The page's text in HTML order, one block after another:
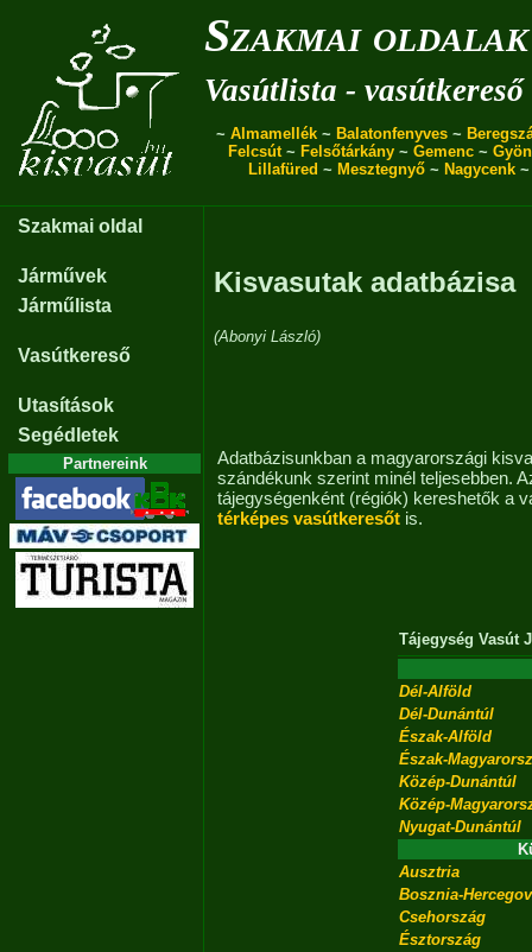
Szakmai oldalak
Vasútlista - vasútkereső
~ Almamellék ~ Balatonfenyves ~
Felcsút~ Felsőtárkány ~ Gemenc ~
Lillafüred ~ Mesztegnyő~ Nagycenk
Szakmai oldal
Járművek
Járműlista
Vasútkereső
Utasítások
Segédletek
Partnereink
Kisvasutak adatbázisa
(Abonyi László)
Adatbázisunkban a magyarországi
szándékunk szerint minél teljesebben.
tájegységenként (régiók) kereshetők a
térképes vasútkeresőt is.
Tájegység Vasút
Dél-Alföld
Dél-Dunántúl
Észak-Alföld
Észak-
Közép-Dunántúl
Közép-
Nyugat-Dunántúl
Ausztria
Bosznia-
Csehország
Észtország